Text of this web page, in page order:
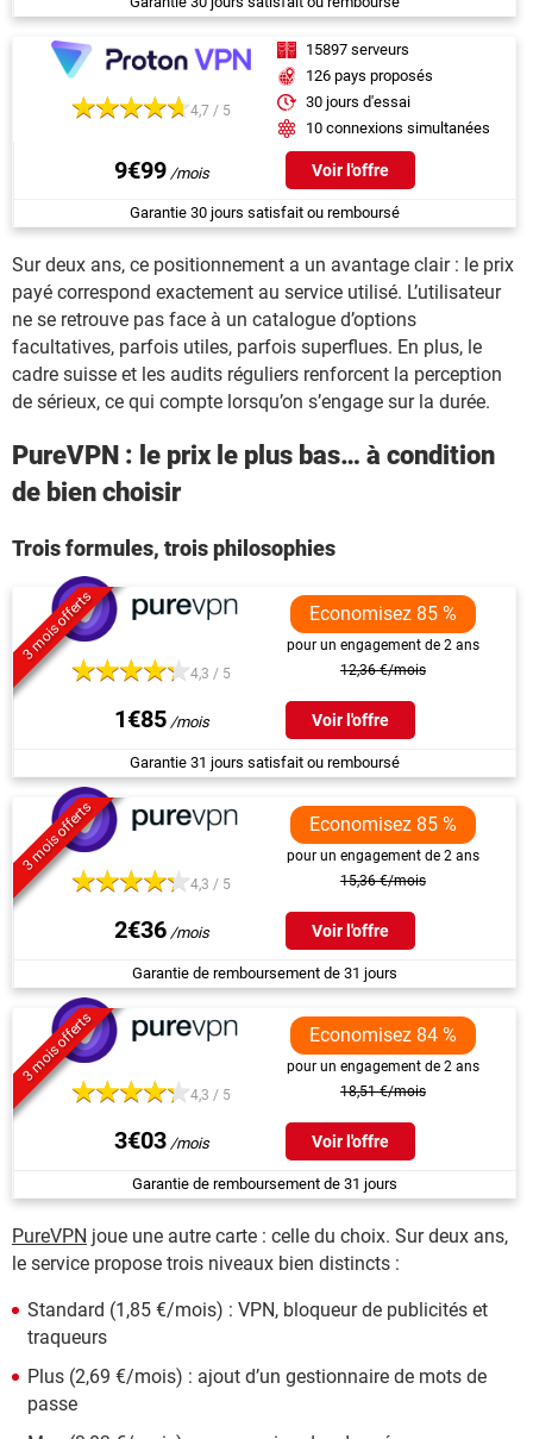
4,7 / 5
15897 serveurs
126 pays proposés
30 jours d'essai
10 connexions simultanées
9€99 Voir l'offre
Garantie 30 jours satisfait ou remboursé
Sur deux ans, ce positionnement a un avantage clair : le prix
payé correspond exactement au service utilisé. L’utilisateur
ne se retrouve pas face à un catalogue d’options
facultatives, parfois utiles, parfois superflues. En plus, le
cadre suisse et les audits réguliers renforcent la perception
de sérieux, ce qui compte lorsqu’on s’engage sur la durée.
PureVPN : le prix le plus bas… à condition
de bien choisir
Trois formules, trois philosophies
3 mois offerts
4,3 / 5
Economisez 85 %
pour un engagement de 2 ans
12,36 €/mois
1€85 Voir l'offre
Garantie 31 jours satisfait ou remboursé
3 mois offerts
4,3 / 5
Economisez 85 %
pour un engagement de 2 ans
15,36 €/mois
2€36 Voir l'offre
Garantie de remboursement de 31 jours
3 mois offerts
4,3 / 5
Economisez 84 %
pour un engagement de 2 ans
18,51 €/mois
3€03 Voir l'offre
Garantie de remboursement de 31 jours
PureVPN joue une autre carte : celle du choix. Sur deux ans,
le service propose trois niveaux bien distincts :
Standard (1,85 €/mois) : VPN, bloqueur de publicités et
traqueurs
Plus (2,69 €/mois) : ajout d’un gestionnaire de mots de
passe